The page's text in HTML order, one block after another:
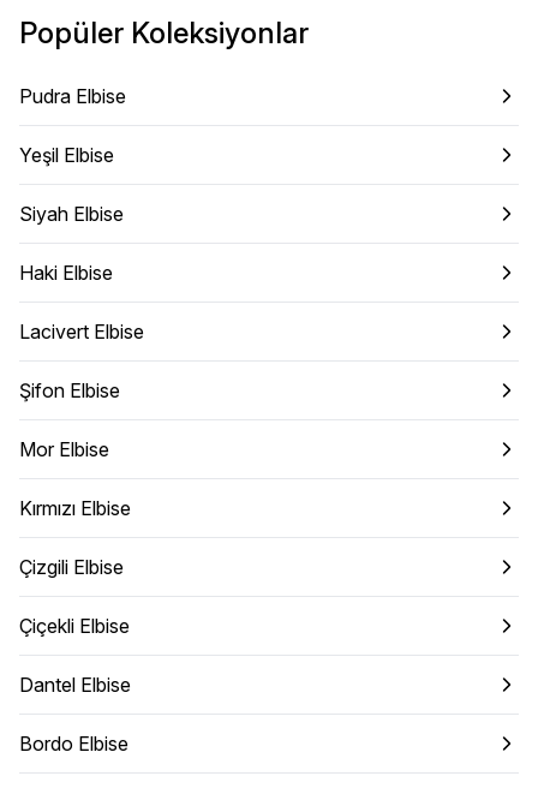
Popüler Koleksiyonlar
Pudra Elbise
Yeşil Elbise
Siyah Elbise
Haki Elbise
Lacivert Elbise
Şifon Elbise
Mor Elbise
Kırmızı Elbise
Çizgili Elbise
Çiçekli Elbise
Dantel Elbise
Bordo Elbise